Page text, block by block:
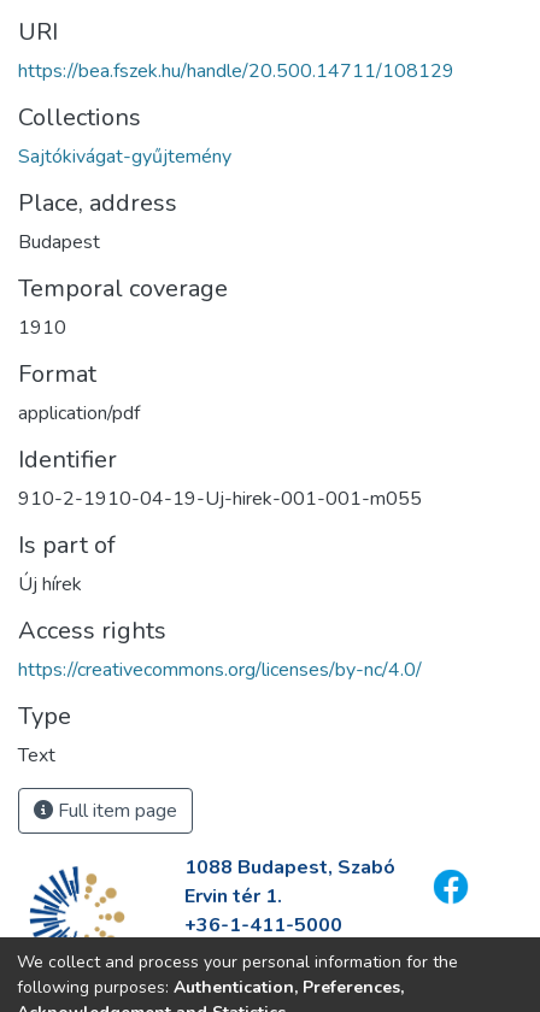
URI
https://bea.fszek.hu/handle/20.500.14711/108129
Collections
Sajtókivágat-gyűjtemény
Place, address
Budapest
Temporal coverage
1910
Format
application/pdf
Identifier
910-2-1910-04-19-Uj-hirek-001-001-m055
Is part of
Új hírek
Access rights
https://creativecommons.org/licenses/by-nc/4.0/
Type
Text
Full item page
1088 Budapest, Szabó
Ervin tér 1.
+36-1-411-5000
info@fszek.hu
https://fszek.hu
We collect and process your personal information for the
following purposes: Authentication, Preferences,